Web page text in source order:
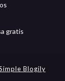
gratis
Blogily